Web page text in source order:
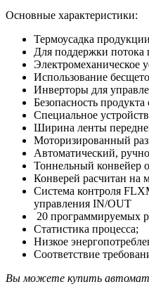
Основные характеристики:
Термоусадка
Для поддержки потока
Электромеханическое
Использование
Инверторы для
Безопасность
Специальное
Ширина ленты
Моторизированный
Автоматический,
Тоннельный конвейер
Конверей расчитан на
Система контроля
управления IN/OUT
20 программируемых
Статистика процесса;
Низкое
Соответствие
Вы можете купить